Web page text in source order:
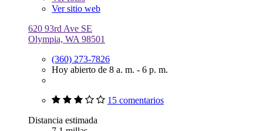
Ver sitio web
620 93rd Ave SE
Olympia, WA 98501
(360) 273-7826
Hoy abierto de 8 a. m. - 6 p. m.
15 comentarios
Distancia estimada